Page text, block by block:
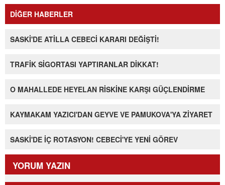
DİĞER HABERLER
SASKİ'DE ATİLLA CEBECİ KARARI DEĞİŞTİ!
TRAFİK SİGORTASI YAPTIRANLAR DİKKAT!
O MAHALLEDE HEYELAN RİSKİNE KARŞI GÜÇLENDİRME
KAYMAKAM YAZICI'DAN GEYVE VE PAMUKOVA'YA ZİYARET
SASKİ'DE İÇ ROTASYON! CEBECİ'YE YENİ GÖREV
YORUM YAZIN